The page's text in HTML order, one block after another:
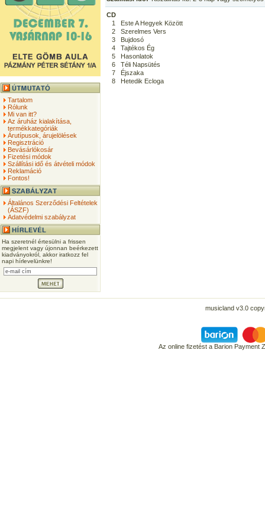
Tartalom
Rólunk
Mi van itt?
Az áruház kialakítása,
termékkategóriák
Árutípusok, árujelölések
Regisztráció
Bevásárlókosár
Fizetési módok
Szállítási idő és átvételi módok
Reklamáció
Fontos!
Általános Szerződési Feltételek
(ÁSZF)
Adatvédelmi szabályzat
Ha szeretnél értesülni a frissen
megjelent vagy újonnan beérkezett
kiadványokról, akkor iratkozz fel
napi hírlevelünkre!
CD
1
Este A Hegyek Között
2
Szerelmes Vers
3
Bujdosó
4
Tajtékos Ég
5
Hasonlatok
6
Téli Napsütés
7
Éjszaka
8
Hetedik Ecloga
musicland v3.0
Az online fizetést a Barion Payment